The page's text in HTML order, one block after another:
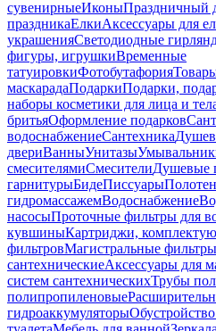
сувенирныеИконыПраздничный
праздникаЕлкиАксессуары для
украшенияСветодиодные
фигуры, игрушкиВременные
татуировкиФотобутафория
маскарадаПодаркиПодарки,
наборы косметики для лица и
бритьяОформление подарков
водоснабжениеСантехника
двериВанныУнитазы
смесителямиСмесителиДушевые
гарнитурыБидеПиссуары
гидромассажемВодоснабжение
насосыПроточные фильтры для
кувшиныКартриджи,
фильтровМагистральные
сантехническиеАксессуары для
систем сантехническихТрубы
полипропиленовые
гидроаккумуляторы